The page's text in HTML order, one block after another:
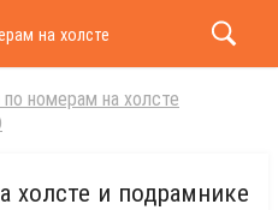
на холсте и подрамнике 40х50
номерам на холсте
холсте и подрамнике